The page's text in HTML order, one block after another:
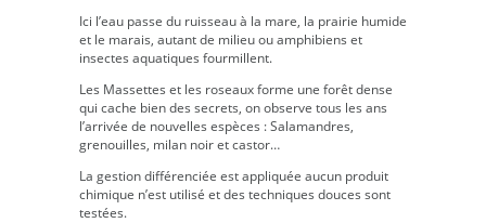
Ici l’eau passe du ruisseau à la mare, la prairie humide
et le marais, autant de milieu ou amphibiens et
insectes aquatiques fourmillent.
Les Massettes et les roseaux forme une forêt dense
qui cache bien des secrets, on observe tous les ans
l’arrivée de nouvelles espèces : Salamandres,
grenouilles, milan noir et castor…
La gestion différenciée est appliquée aucun produit
chimique n’est utilisé et des techniques douces sont
testées.